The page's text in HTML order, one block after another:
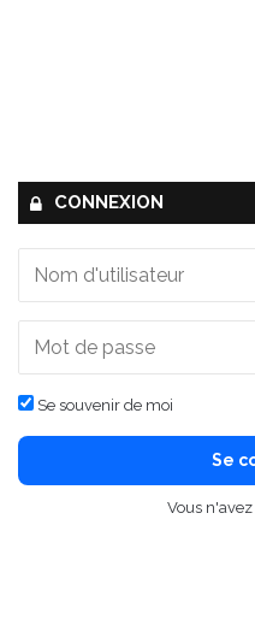
CONNEXION
Se souvenir de moi
Se
Vous